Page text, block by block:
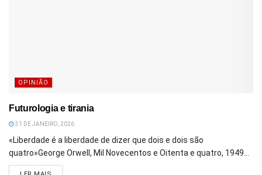
OPINIÃO
Futurologia e tirania
31 DE JANEIRO, 2026
«Liberdade é a liberdade de dizer que dois e dois são
quatro»George Orwell, Mil Novecentos e Oitenta e quatro, 1949...